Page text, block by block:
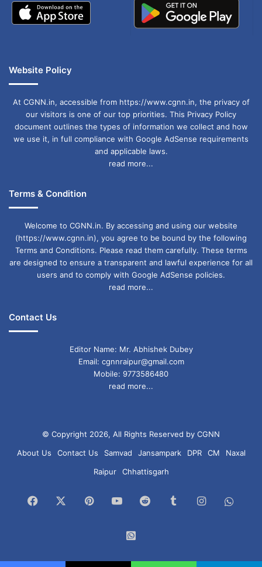
Website Policy
At CGNN.in, accessible from https://www.cgnn.in, the privacy of
our visitors is one of our top priorities. This Privacy Policy
document outlines the types of information we collect and how
we use it, in full compliance with Google AdSense requirements
and applicable laws.
read more...
Terms & Condition
Welcome to CGNN.in. By accessing and using our website
(https://www.cgnn.in), you agree to be bound by the following
Terms and Conditions. Please read them carefully. These terms
are designed to ensure a transparent and lawful experience for all
users and to comply with Google AdSense policies.
read more...
Contact Us
Editor Name: Mr. Abhishek Dubey
Email: cgnnraipur@gmail.com
Mobile: 9773586480
read more...
© Copyright 2026, All Rights Reserved by CGNN
About Us
Contact Us Samvad Jansampark DPR CM
Naxal
Raipur
Chhattisgarh
Facebook PinterestYouTubeReddit TumblrInstagram
Group